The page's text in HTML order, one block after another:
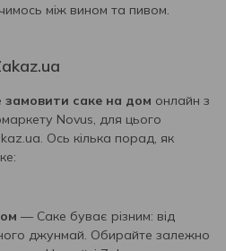
між вином та пивом.
замовити саке на дом онлайн з
Novus, для цього
Ось кілька порад, як
— Саке буває різним: від
джунмай. Обирайте залежно